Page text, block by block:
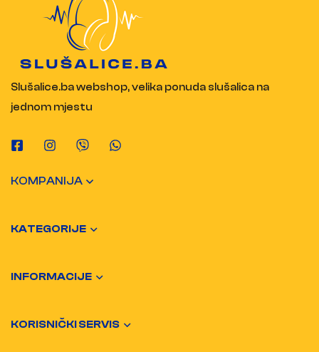
Slušalice.ba webshop, velika ponuda slušalica na
jednom mjestu
KOMPANIJA
KATEGORIJE
INFORMACIJE
KORISNIČKI SERVIS